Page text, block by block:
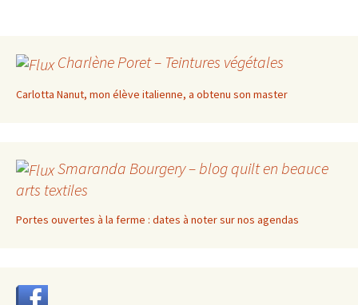
Charlène Poret – Teintures végétales
Carlotta Nanut, mon élève italienne, a obtenu son master
Smaranda Bourgery – blog quilt en beauce
arts textiles
Portes ouvertes à la ferme : dates à noter sur nos agendas